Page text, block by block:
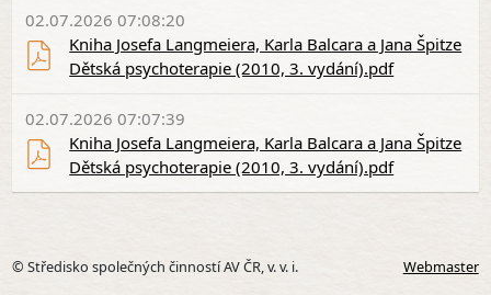
Kniha Josefa Langmeiera, Karla Balcara a Jana Špitze
Dětská psychoterapie (2010, 3. vydání).pdf
02.07.2026 07:08:20
Kniha Josefa Langmeiera, Karla Balcara a Jana Špitze
Dětská psychoterapie (2010, 3. vydání).pdf
02.07.2026 07:07:39
© Středisko společných činností AV ČR, v. v. i. Webmaster